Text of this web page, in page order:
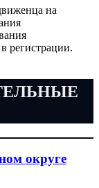
на
регистрации.
округе